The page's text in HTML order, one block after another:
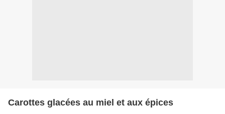
Carottes glacées au miel et aux épices